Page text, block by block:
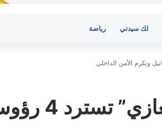
لك سيدتي رياضة
إحباط